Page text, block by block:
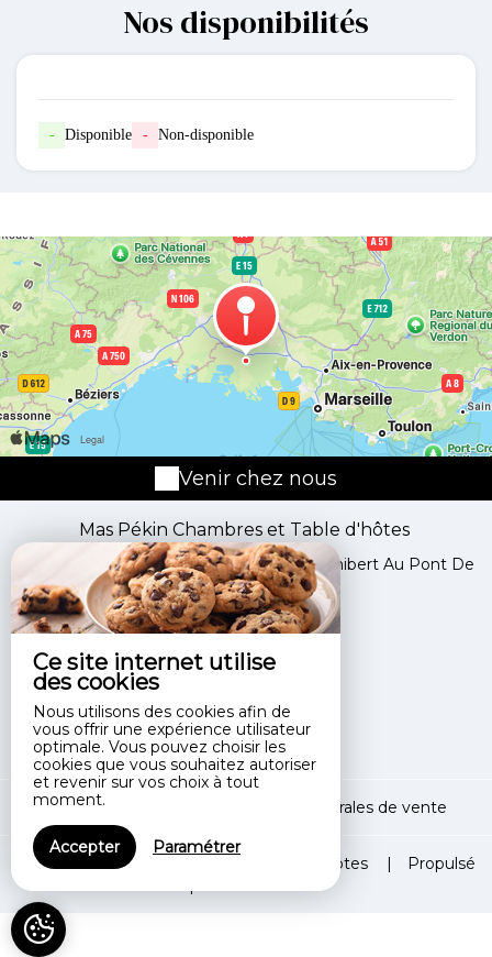
Ce site internet utilise
des cookies
Nous utilisons des cookies afin de
vous offrir une expérience utilisateur
optimale. Vous pouvez choisir les
cookies que vous souhaitez autoriser
et revenir sur vos choix à tout
moment.
Accepter Paramétrer
Nos disponibilités
- Disponible - Non-disponible
Venir chez nous
Mas Pékin Chambres et Table d'hôtes
Mas Pékin N°1451 Rd 24 Route De Mas-Thibert Au Pont De
Bompas,
Mas Pékin,
13104 MAS THIBERT - FRANCE
+33 6 77 19 84 19
Contacter par email
Mentions légales Conditions générales de vente
© 2026 Mas Pékin Chambres et Table d'hôtes |
Propulsé